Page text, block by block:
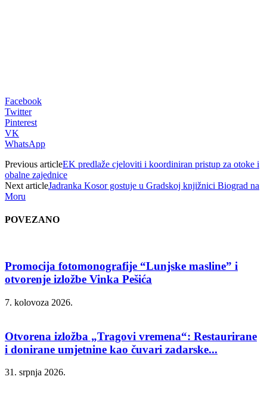
Facebook
Twitter
Pinterest
VK
WhatsApp
Previous articleEK predlaže cjeloviti i koordiniran pristup za otoke i
obalne zajednice
Next articleJadranka Kosor gostuje u Gradskoj knjižnici Biograd na
Moru
POVEZANO
Promocija fotomonografije “Lunjske masline” i
otvorenje izložbe Vinka Pešića
7. kolovoza 2026.
Otvorena izložba „Tragovi vremena“: Restaurirane
i donirane umjetnine kao čuvari zadarske...
31. srpnja 2026.